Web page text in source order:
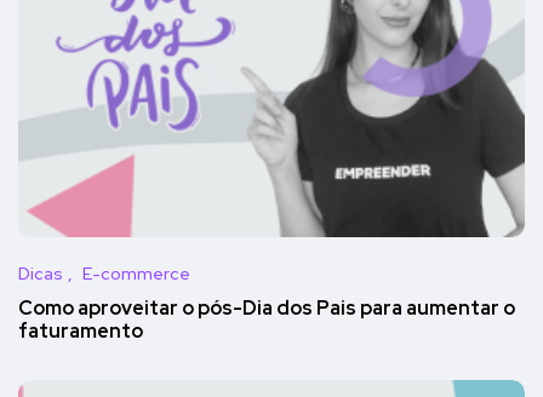
Dicas E-commerce
Como aproveitar o pós-Dia dos Pais para aumentar o
faturamento